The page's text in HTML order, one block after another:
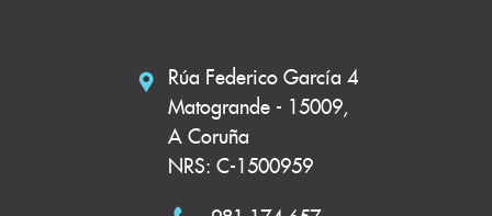
Rúa Federico García 4
Matogrande - 15009,
A Coruña
NRS: C-1500959